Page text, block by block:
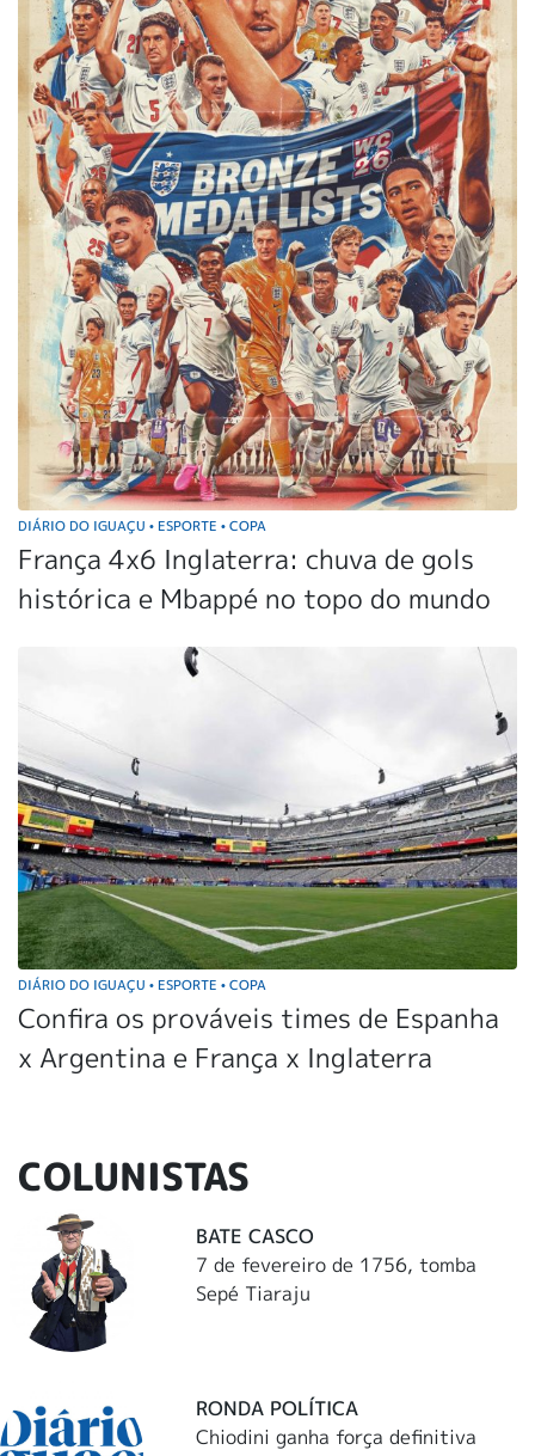
DIÁRIO DO IGUAÇU • ESPORTE • COPA
França 4x6 Inglaterra: chuva de gols
histórica e Mbappé no topo do mundo
DIÁRIO DO IGUAÇU • ESPORTE • COPA
Confira os prováveis times de Espanha
x Argentina e França x Inglaterra
COLUNISTAS
BATE CASCO
7 de fevereiro de 1756, tomba
Sepé Tiaraju
RONDA POLÍTICA
Chiodini ganha força definitiva